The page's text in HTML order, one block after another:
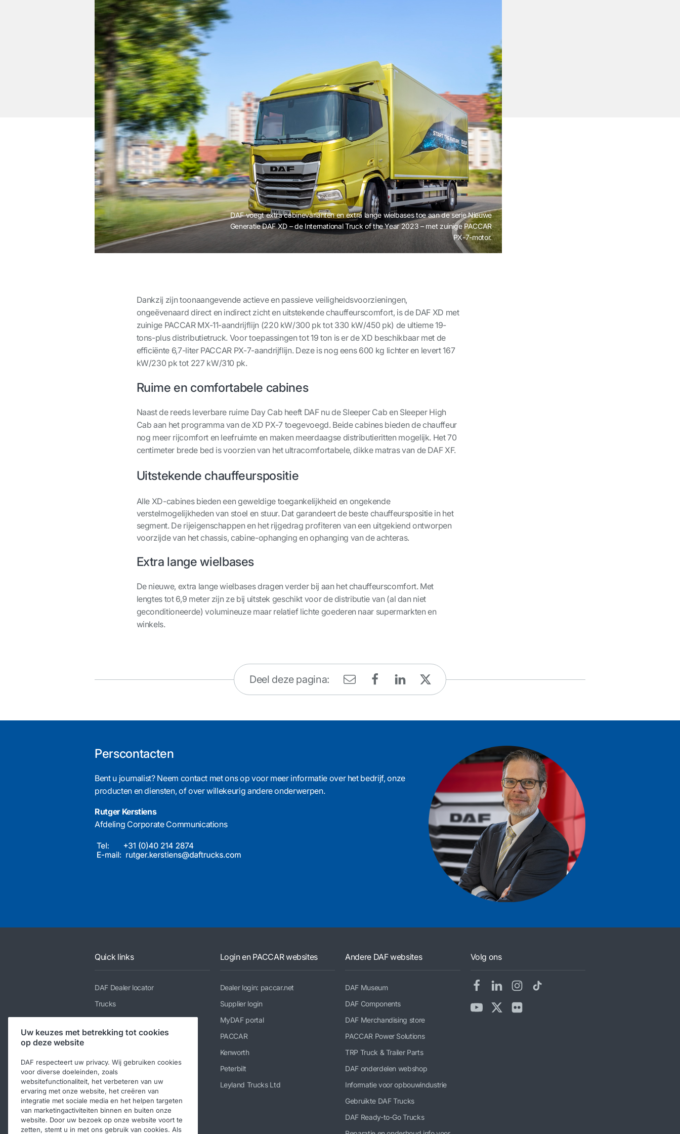
DAF voegt extra cabinevarianten en extra lange wielbases toe aan de serie Nieuwe
Generatie DAF XD – de International Truck of the Year 2023 – met zuinige PACCAR
PX-7-motor.
Dankzij zijn toonaangevende actieve en passieve veiligheidsvoorzieningen,
ongeëvenaard direct en indirect zicht en uitstekende chauffeurscomfort, is de DAF XD met
zuinige PACCAR MX-11-aandrijflijn (220 kW/300 pk tot 330 kW/450 pk) de ultieme 19-
tons-plus distributietruck. Voor toepassingen tot 19 ton is er de XD beschikbaar met de
efficiënte 6,7-liter PACCAR PX-7-aandrijflijn. Deze is nog eens 600 kg lichter en levert 167
kW/230 pk tot 227 kW/310 pk.
Ruime en comfortabele cabines
Naast de reeds leverbare ruime Day Cab heeft DAF nu de Sleeper Cab en Sleeper High
Cab aan het programma van de XD PX-7 toegevoegd. Beide cabines bieden de chauffeur
nog meer rijcomfort en leefruimte en maken meerdaagse distributieritten mogelijk. Het 70
centimeter brede bed is voorzien van het ultracomfortabele, dikke matras van de DAF XF.
Uitstekende chauffeurspositie
Alle XD-cabines bieden een geweldige toegankelijkheid en ongekende
verstelmogelijkheden van stoel en stuur. Dat garandeert de beste chauffeurspositie in het
segment. De rijeigenschappen en het rijgedrag profiteren van een uitgekiend ontworpen
voorzijde van het chassis, cabine-ophanging en ophanging van de achteras.
Extra lange wielbases
De nieuwe, extra lange wielbases dragen verder bij aan het chauffeurscomfort. Met
lengtes tot 6,9 meter zijn ze bij uitstek geschikt voor de distributie van (al dan niet
geconditioneerde) volumineuze maar relatief lichte goederen naar supermarkten en
winkels.
Deel deze pagina:
Perscontacten
Bent u journalist? Neem contact met ons op voor meer informatie over het bedrijf, onze
producten en diensten, of over willekeurig andere onderwerpen.
Rutger Kerstiens
Afdeling Corporate Communications
Quick links
DAF Dealer locator
Trucks
Diensten
Nieuws en media
Over DAF
Contact DAF Nederland
Code of Conduct
Login en PACCAR websites
Dealer login: paccar.net
Supplier login
MyDAF portal
PACCAR
Kenworth
Peterbilt
Leyland Trucks Ltd
Andere DAF websites
DAF Museum
DAF Components
DAF Merchandising store
PACCAR Power Solutions
TRP Truck & Trailer Parts
DAF onderdelen webshop
Informatie voor opbouwindustrie
Gebruikte DAF Trucks
DAF Ready-to-Go Trucks
Volg ons
Uw keuzes met betrekking tot cookies
op deze website
DAF respecteert uw privacy. Wij gebruiken cookies
voor diverse doeleinden, zoals
websitefunctionaliteit, het verbeteren van uw
ervaring met onze website, het creëren van
integratie met sociale media en het helpen targeten
van marketingactiviteiten binnen en buiten onze
website. Door uw bezoek op onze website voort te
zetten, stemt u in met ons gebruik van cookies. Als